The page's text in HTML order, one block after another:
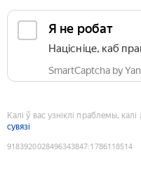
Я не робат
Націсніце, каб
SmartCaptcha by
Калі ў вас узніклі праблемы,
сувязі
9183920028496343847:1786118514